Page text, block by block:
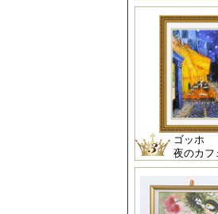
ゴッホ
夜のカフ